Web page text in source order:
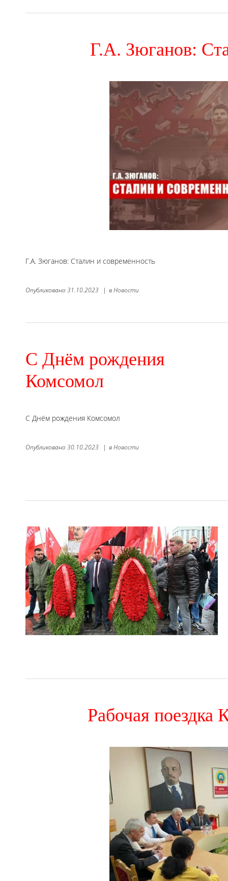
Г.А. Зюганов:
Г.А. Зюганов: Сталин и современность
Опубликовано 31.10.2023 | вНовости
С Днём рождения
Комсомол
С Днём рождения Комсомол
Опубликовано 30.10.2023 | вНовости
Рабочая